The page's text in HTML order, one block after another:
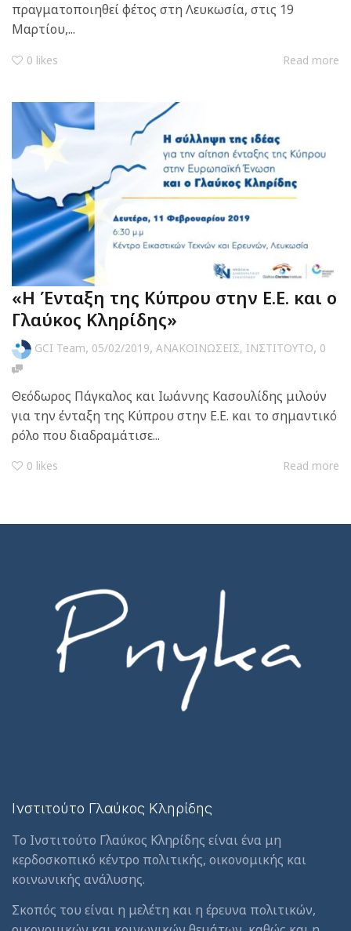
πραγματοποιηθεί φέτος στη Λευκωσία, στις 19
Μαρτίου,...
0 likes Read more
«Η Ένταξη της Κύπρου στην Ε.Ε. και ο
Γλαύκος Κληρίδης»
GCI Team, 05/02/2019, ΑΝΑΚΟΙΝΩΣΕΙΣ, ΙΝΣΤΙΤΟΥΤΟ, 0
Θεόδωρος Πάγκαλος και Ιωάννης Κασουλίδης μιλούν
για την ένταξη της Κύπρου στην Ε.Ε. και το σημαντικό
ρόλο που διαδραμάτισε...
0 likes Read more
Ινστιτούτο Γλαύκος Κληρίδης
Το Ινστιτούτο Γλαύκος Κληρίδης είναι ένα μη
κερδοσκοπικό κέντρο πολιτικής, οικονομικής και
κοινωνικής ανάλυσης.
Σκοπός του είναι η μελέτη και η έρευνα πολιτικών,